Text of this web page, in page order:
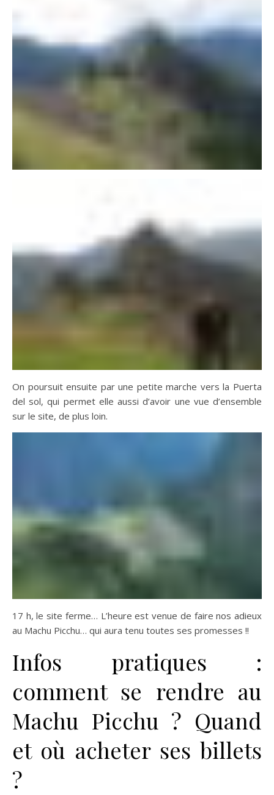
On poursuit ensuite par une petite marche vers la Puerta
del sol, qui permet elle aussi d’avoir une vue d’ensemble
sur le site, de plus loin.
17 h, le site ferme… L’heure est venue de faire nos adieux
au Machu Picchu… qui aura tenu toutes ses promesses !!
Infos pratiques :
comment se rendre au
Machu Picchu ? Quand
et où acheter ses billets
?